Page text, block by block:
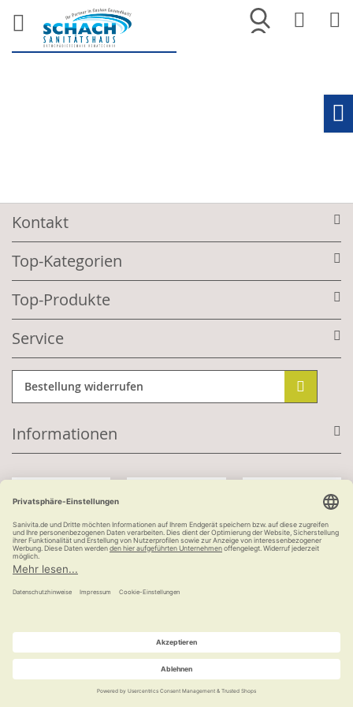
Merkliste
Kontakt
Top-Kategorien
Top-Produkte
Service
Bestellung widerrufen
Informationen
Kauf auf Rechnung
versandkostenfrei
© Ludwig Bertram GmbH | 2026